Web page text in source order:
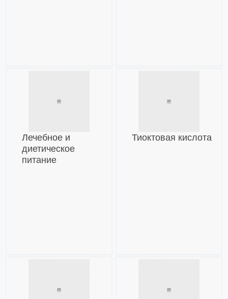
Лечебное и
диетическое
питание
Тиоктовая кислота